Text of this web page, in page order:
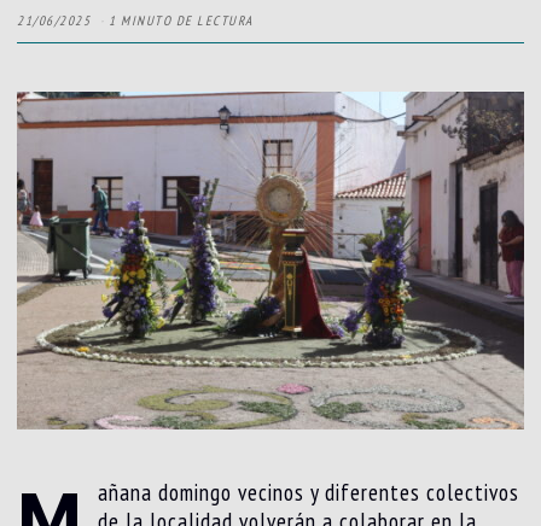
21/06/2025 1 MINUTO DE LECTURA
añana domingo vecinos y diferentes colectivos